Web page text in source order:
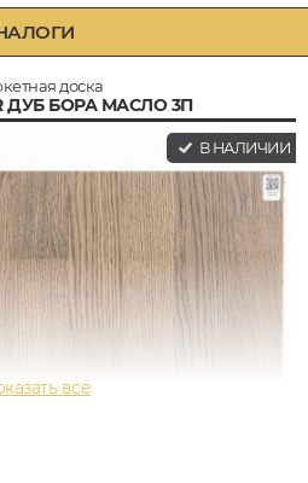
доска
ДУБ БОРА МАСЛО 3П
В НАЛИЧИИ